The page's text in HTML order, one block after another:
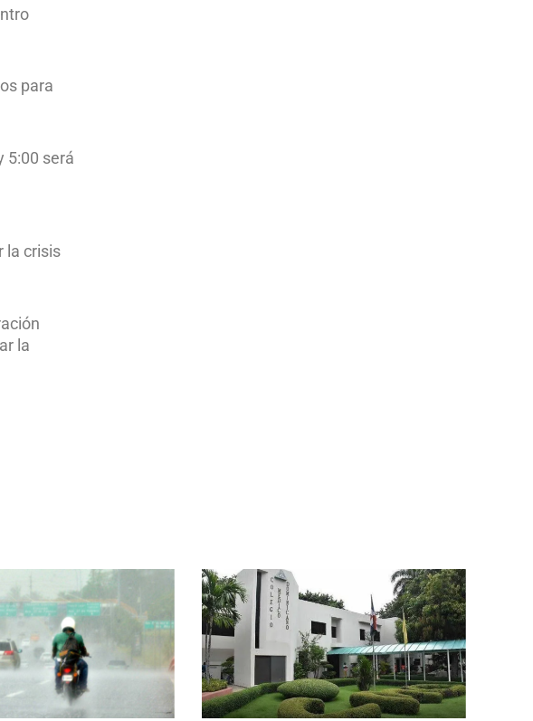
para
5:00 será
la crisis
la